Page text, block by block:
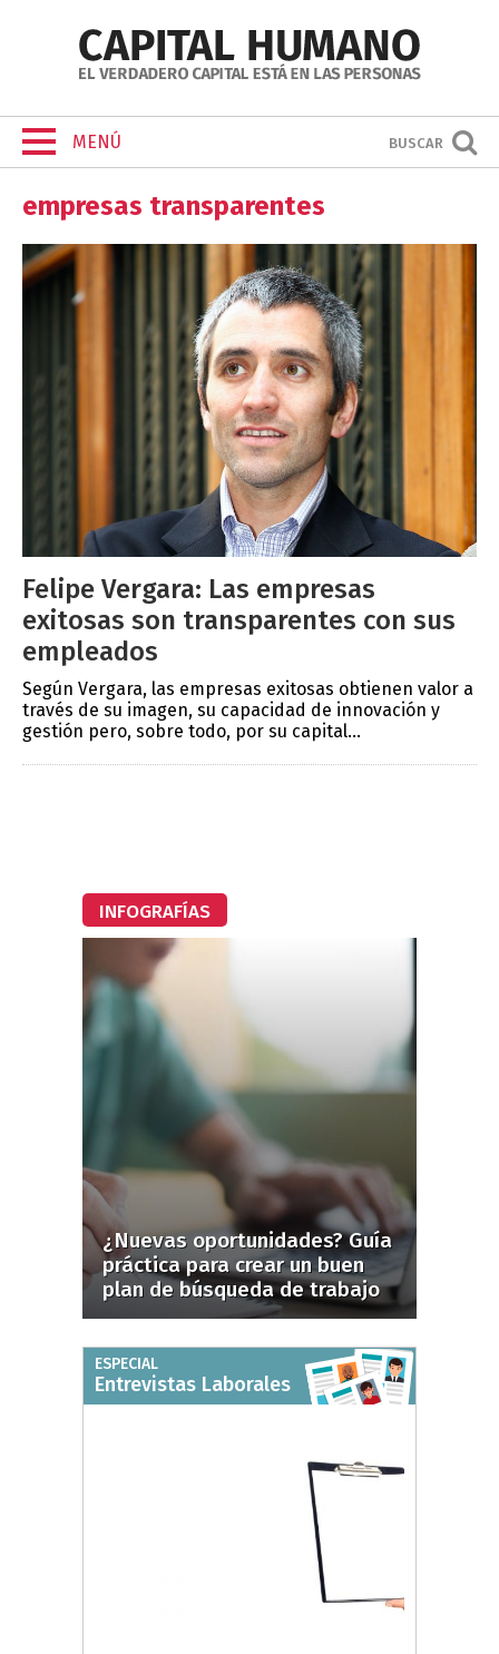
MENÚ BUSCAR
empresas transparentes
Felipe Vergara: Las empresas
exitosas son transparentes con sus
empleados
Según Vergara, las empresas exitosas obtienen valor a
través de su imagen, su capacidad de innovación y
gestión pero, sobre todo, por su capital...
INFOGRAFÍAS
¿Nuevas oportunidades? Guía
práctica para crear un buen
plan de búsqueda de trabajo
ESPECIAL
Entrevistas Laborales